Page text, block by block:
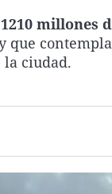
millones
que
la ciudad.